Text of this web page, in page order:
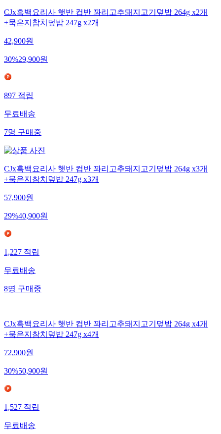
CJx흑백요리사 햇반 컵반 꽈리고추돼지고기덮밥 264g x2개
+묵은지참치덮밥 247g x2개
42,900원
30%29,900원
897적립
무료배송
7명구매중
CJx흑백요리사 햇반 컵반 꽈리고추돼지고기덮밥 264g x3개
+묵은지참치덮밥 247g x3개
57,900원
29%40,900원
1,227적립
무료배송
8명구매중
CJx흑백요리사 햇반 컵반 꽈리고추돼지고기덮밥 264g x4개
+묵은지참치덮밥 247g x4개
72,900원
30%50,900원
1,527적립
무료배송